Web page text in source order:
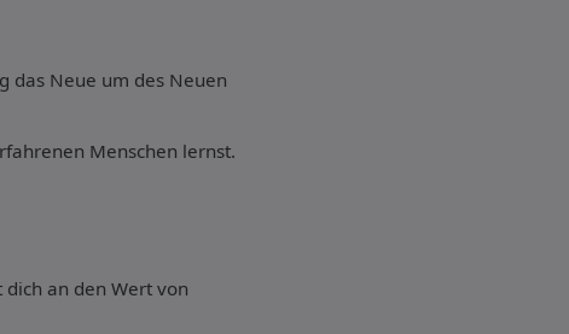
das Neue um des Neuen
Menschen lernst.
an den Wert von